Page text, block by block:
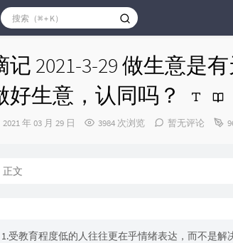
记 2021-3-29 做生意是
好生意，认同吗？
发
2021 年 03 月 29 日 3984 次浏览 暂无评论
正文
1.受教育程度低的人往往更在乎情绪表达，而不是